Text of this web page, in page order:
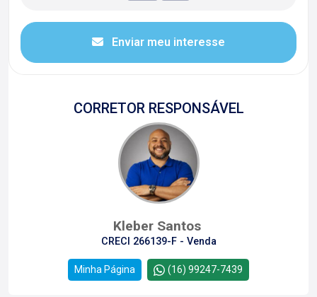
Enviar meu interesse
CORRETOR RESPONSÁVEL
Kleber Santos
CRECI 266139-F - Venda
Minha Página (16) 99247-7439